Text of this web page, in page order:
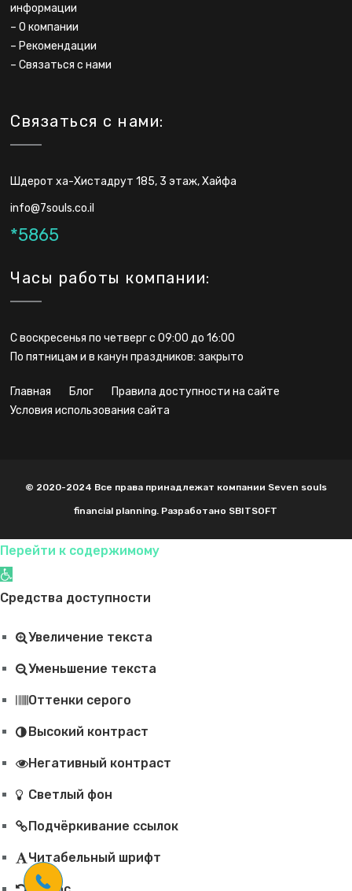
информации
–О компании
– Рекомендации
–Связаться с нами
Связаться с нами:
Шдерот ха-Хистадрут 185, 3 этаж, Хайфа
info@7souls.co.il
*5865
Часы работы компании:
С воскресенья по четверг с 09:00 до 16:00
По пятницам и в канун праздников: закрыто
главная блог
правила доступности на сайте
условия использования сайта
© 2020-2024 Все права принадлежат компании Seven souls
financial planning. Разработано SBITSOFT
Перейти к содержимому
Открыть панель инструментов
Средства доступности
Увеличение текста
Уменьшение текста
Оттенки серого
Высокий контраст
Негативный контраст
Светлый фон
Подчёркивание ссылок
Читабельный шрифт